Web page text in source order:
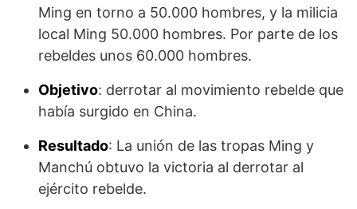
Ming en torno a 50.000 hombres, y la milicia
local Ming 50.000 hombres. Por parte de los
rebeldes unos 60.000 hombres.
Objetivo: derrotar al movimiento rebelde que
había surgido en China.
Resultado: La unión de las tropas Ming y
Manchú obtuvo la victoria al derrotar al
ejército rebelde.